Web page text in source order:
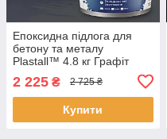
Епоксидна підлога для
бетону та металу
Plastall™ 4.8 кг Графіт
2 225 ₴ 2 725 ₴
Купити